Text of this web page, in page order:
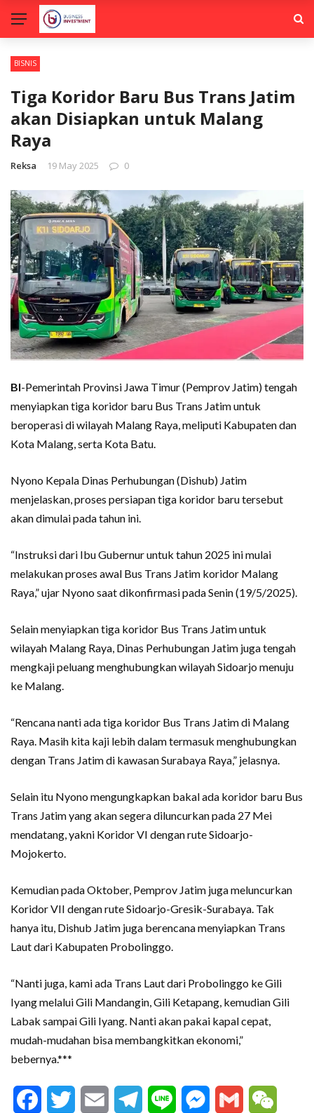
BISNIS
Tiga Koridor Baru Bus Trans Jatim
akan Disiapkan untuk Malang
Raya
Reksa 19 May 2025 0
BI-Pemerintah Provinsi Jawa Timur (Pemprov Jatim) tengah
menyiapkan tiga koridor baru Bus Trans Jatim untuk
beroperasi di wilayah Malang Raya, meliputi Kabupaten dan
Kota Malang, serta Kota Batu.
Nyono Kepala Dinas Perhubungan (Dishub) Jatim
menjelaskan, proses persiapan tiga koridor baru tersebut
akan dimulai pada tahun ini.
“Instruksi dari Ibu Gubernur untuk tahun 2025 ini mulai
melakukan proses awal Bus Trans Jatim koridor Malang
Raya,” ujar Nyono saat dikonfirmasi pada Senin (19/5/2025).
Selain menyiapkan tiga koridor Bus Trans Jatim untuk
wilayah Malang Raya, Dinas Perhubungan Jatim juga tengah
mengkaji peluang menghubungkan wilayah Sidoarjo menuju
ke Malang.
“Rencana nanti ada tiga koridor Bus Trans Jatim di Malang
Raya. Masih kita kaji lebih dalam termasuk menghubungkan
dengan Trans Jatim di kawasan Surabaya Raya,” jelasnya.
Selain itu Nyono mengungkapkan bakal ada koridor baru Bus
Trans Jatim yang akan segera diluncurkan pada 27 Mei
mendatang, yakni Koridor VI dengan rute Sidoarjo-
Mojokerto.
Kemudian pada Oktober, Pemprov Jatim juga meluncurkan
Koridor VII dengan rute Sidoarjo-Gresik-Surabaya. Tak
hanya itu, Dishub Jatim juga berencana menyiapkan Trans
Laut dari Kabupaten Probolinggo.
“Nanti juga, kami ada Trans Laut dari Probolinggo ke Gili
Iyang melalui Gili Mandangin, Gili Ketapang, kemudian Gili
Labak sampai Gili Iyang. Nanti akan pakai kapal cepat,
mudah-mudahan bisa membangkitkan ekonomi,”
bebernya.***
FacebookTwitter Email Telegram
Line Messenger
Gmail